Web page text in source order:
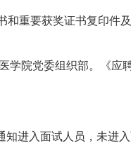
和重要获奖证书复印件
学院党委组织部。《应
进入面试人员，未进